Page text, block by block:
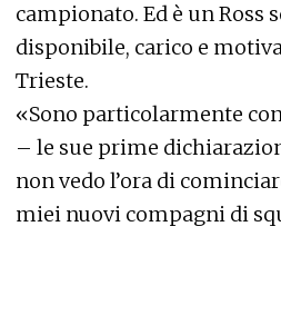
campionato. Ed è un Ross
disponibile, carico e
Trieste.
«Sono particolarmente
– le sue prime
non vedo l’ora di
miei nuovi compagni di